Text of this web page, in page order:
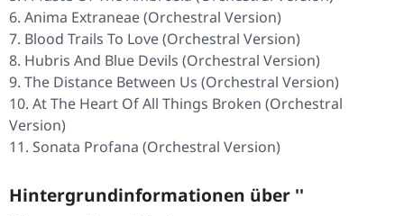
Anima Extraneae (Orchestral Version)
Blood Trails To Love (Orchestral Version)
Hubris And Blue Devils (Orchestral Version)
The Distance Between Us (Orchestral Version)
At The Heart Of All Things Broken (Orchestral
Version)
Sonata Profana (Orchestral Version)
Hintergrundinformationen über ''